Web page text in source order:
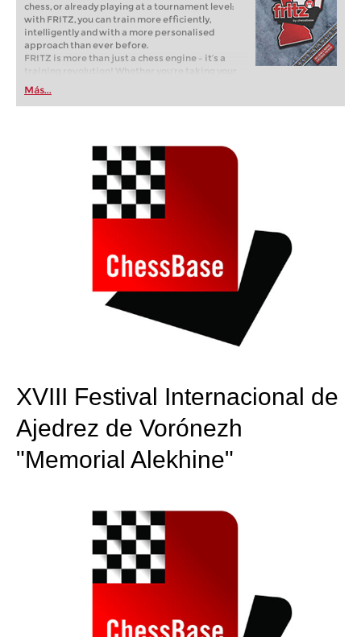
chess, or already playing at a tournament level:
with FRITZ, you can train more efficiently,
intelligently and with a more personalised
approach than ever before.
FRITZ is more than just a chess engine – it’s a
training revolution! Whether you’re taking your
first steps into the world of club chess, or already
playing at a tournament level: with FRITZ, you can
train more efficiently, intelligently and with a
Más...
XVIII Festival Internacional de
Ajedrez de Vorónezh
"Memorial Alekhine"